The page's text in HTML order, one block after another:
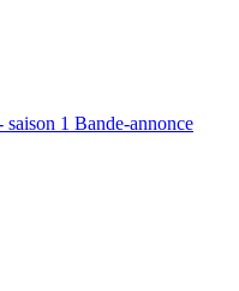
1 Bande-annonce